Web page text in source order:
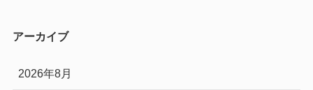
アーカイブ
2026年8月